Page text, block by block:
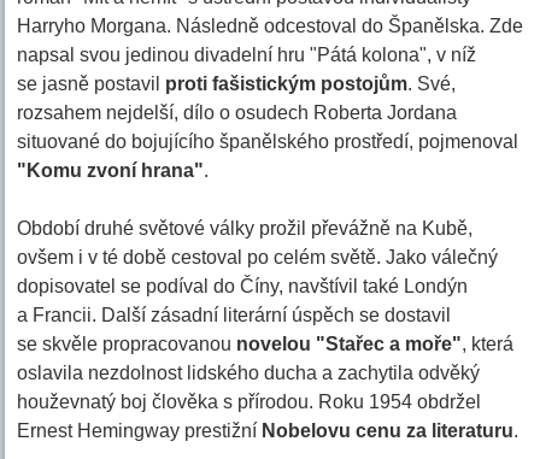
Harryho Morgana. Následně odcestoval do Španělska. Zde
napsal svou jedinou divadelní hru "Pátá kolona", v níž
se jasně postavil proti fašistickým postojům. Své,
rozsahem nejdelší, dílo o osudech Roberta Jordana
situované do bojujícího španělského prostředí, pojmenoval
"Komu zvoní hrana".
Období druhé světové války prožil převážně na Kubě,
ovšem i v té době cestoval po celém světě. Jako válečný
dopisovatel se podíval do Číny, navštívil také Londýn
a Francii. Další zásadní literární úspěch se dostavil
se skvěle propracovanou novelou "Stařec a moře", která
oslavila nezdolnost lidského ducha a zachytila odvěký
houževnatý boj člověka s přírodou. Roku 1954 obdržel
Ernest Hemingway prestižní Nobelovu cenu za literaturu.